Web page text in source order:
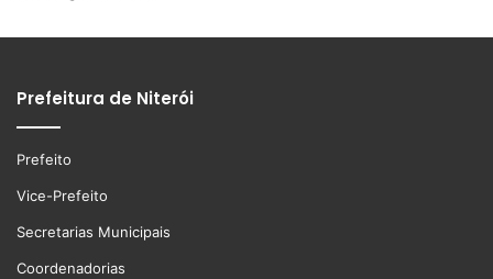
Prefeitura de Niterói
Prefeito
Vice-Prefeito
Secretarias Municipais
Coordenadorias